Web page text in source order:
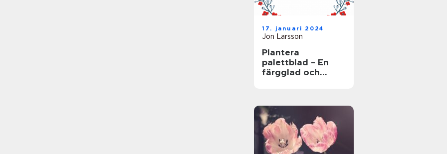
17. januari 2024
Jon Larsson
Plantera
palettblad – En
färgglad och